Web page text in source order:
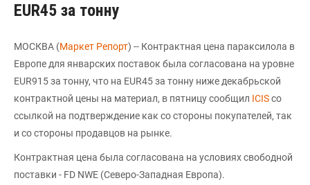
EUR45 за тонну
МОСКВА (Маркет Репорт) -- Контрактная цена параксилола в
Европе для январских поставок была согласована на уровне
EUR915 за тонну, что на EUR45 за тонну ниже декабрьской
контрактной цены на материал, в пятницу сообщил ICISсо
ссылкой на подтверждение как со стороны покупателей, так
и со стороны продавцов на рынке.
Контрактная цена была согласована на условиях свободной
поставки - FD NWE (Северо-Западная Европа).